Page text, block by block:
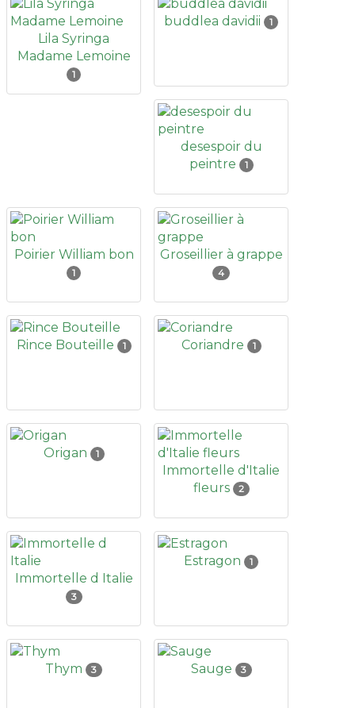
Lila Syringa
Madame Lemoine
1
buddlea davidii 1
desespoir du
peintre
1
Poirier William bon
1
Groseillier à grappe
4
Rince Bouteille 1 Coriandre 1
Origan 1
Immortelle d'Italie
fleurs
2
Immortelle d Italie
3
Estragon 1
Thym 3 Sauge 3